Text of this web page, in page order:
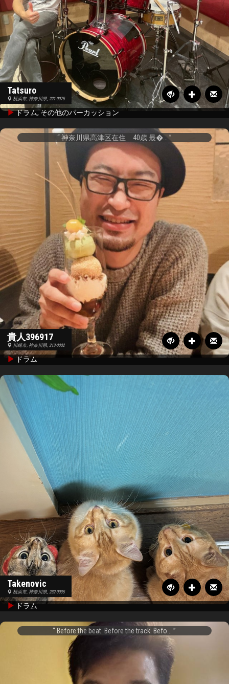
Tatsuro
横浜市, 神奈川県, 221-0075
ドラム, その他のパーカッション
神奈川県高津区在住 40歳 最�...
貴人396917
川崎市, 神奈川県, 213-0002
ドラム
Takenovic
横浜市, 神奈川県, 232-0035
ドラム
Before the beat. Before the track. Befo...